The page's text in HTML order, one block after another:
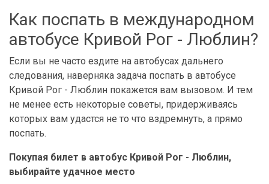
Как поспать в международном
автобусе Кривой Рог - Люблин?
Если вы не часто ездите на автобусах дальнего
следования, наверняка задача поспать в автобусе
Кривой Рог - Люблин покажется вам вызовом. И тем
не менее есть некоторые советы, придерживаясь
которых вам удастся не то что вздремнуть, а прямо
поспать.
Покупая билет в автобус Кривой Рог - Люблин,
выбирайте удачное место